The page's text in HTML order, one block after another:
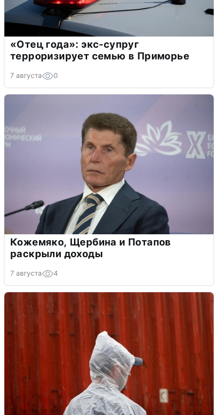
«Отец года»: экс-супруг
терроризирует семью в Приморье
7 августа 0
Кожемяко, Щербина и Потапов
раскрыли доходы
7 августа 4